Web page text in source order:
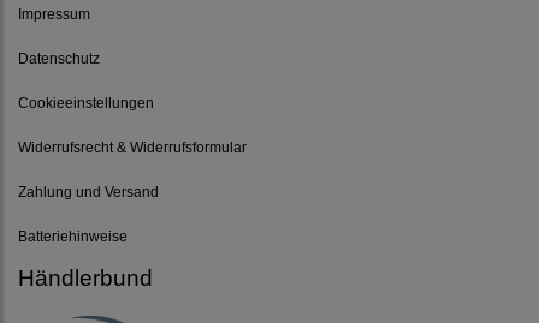
Impressum
Datenschutz
Cookieeinstellungen
Widerrufsrecht & Widerrufsformular
Zahlung und Versand
Batteriehinweise
Händlerbund